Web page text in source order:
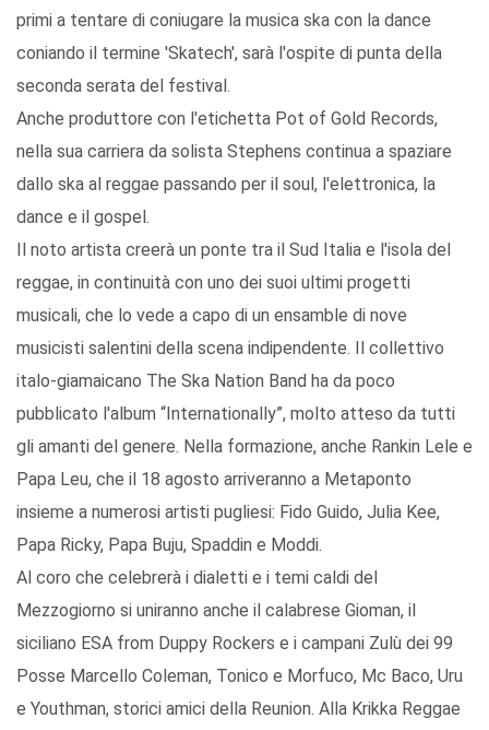
primi a tentare di coniugare la musica ska con la dance
coniando il termine 'Skatech', sarà l'ospite di punta della
seconda serata del festival.
Anche produttore con l'etichetta Pot of Gold Records,
nella sua carriera da solista Stephens continua a spaziare
dallo ska al reggae passando per il soul, l'elettronica, la
dance e il gospel.
Il noto artista creerà un ponte tra il Sud Italia e l'isola del
reggae, in continuità con uno dei suoi ultimi progetti
musicali, che lo vede a capo di un ensamble di nove
musicisti salentini della scena indipendente. Il collettivo
italo-giamaicano The Ska Nation Band ha da poco
pubblicato l'album “Internationally”, molto atteso da tutti
gli amanti del genere. Nella formazione, anche Rankin Lele e
Papa Leu, che il 18 agosto arriveranno a Metaponto
insieme a numerosi artisti pugliesi: Fido Guido, Julia Kee,
Papa Ricky, Papa Buju, Spaddin e Moddi.
Al coro che celebrerà i dialetti e i temi caldi del
Mezzogiorno si uniranno anche il calabrese Gioman, il
siciliano ESA from Duppy Rockers e i campani Zulù dei 99
Posse Marcello Coleman, Tonico e Morfuco, Mc Baco, Uru
e Youthman, storici amici della Reunion. Alla Krikka Reggae